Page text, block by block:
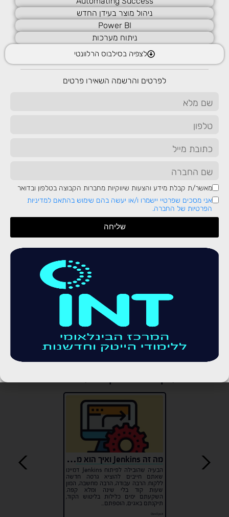
ארכיטקטורה הנדסית מובילה.
בקורס דוט נט לומדים שפת #C עם דגש על תיכנות מונחה
מרבית המושגים הנלמדים בקורס מתאימים לשפות תכנות
הקורס מתחיל מרמה בסיסית ולכן הוא מתאים גם לחסרי
רוצים גם להשתלב במקצוע מבוקש בעולם ההייטק?
להצצה בסיליבוס של קורס .Net >>>
אני מסכים שפרטיי יישמרו ו/או יעשה בהם שימוש
בהתאם למדיניות הפרטיות של החברה.
אני מסכים שפרטיי יישמרו ו/או יעשה בהם שימוש
בהתאם למדיניות הפרטיות של החברה.
מה זה Jenkins ואיך הוא משנה את עולם הפיתוח?
הבעיה שהובילה לפיתוח Jenkins דמיינו
שאתם חייבים להוציא גרסה חדשה
ללקוח. הרבה עבודה, הרבה מחשבה, המון
שעות קוד בלי שינה ומלא קפה.
השקעתם ימים כלילות בליטוש הקוד,
תיקנתם באגים, הוספתם...
#DevOps
ניהול מוצר בעידן החדש
Power BI
ניתוח מערכות
לצפיה בסילבוס הרלוונטי
לפרטים והרשמה השאירו פרטים
מאשר/ת קבלת מידע והצעות שיווקיות מחברות הקבוצה בטלפון ובדואר
אני מסכים שפרטיי יישמרו ו/או יעשה בהם שימוש בהתאם למדיניות
הפרטיות של החברה.
שליחה